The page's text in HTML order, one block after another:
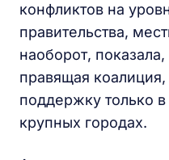
конфликтов на
правительства,
наоборот,
правящая
поддержку только
крупных городах.